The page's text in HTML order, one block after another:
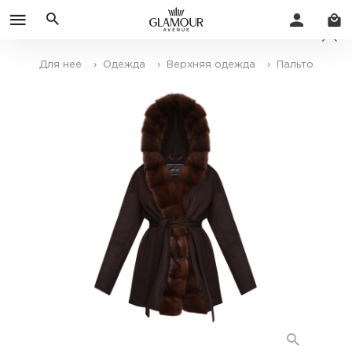
Для нее › Одежда › Верхняя одежда › Пальто